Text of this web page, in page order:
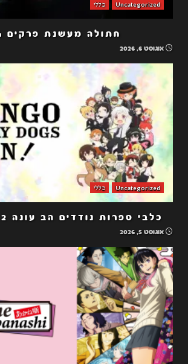
Uncategorized כללי
חתולה מעשנת פרקים 5-4
אוגוסט 6, 2026
Uncategorized כללי
כלבי ספרות נודדים הב עונה 2 פרקים 5-1
אוגוסט 5, 2026